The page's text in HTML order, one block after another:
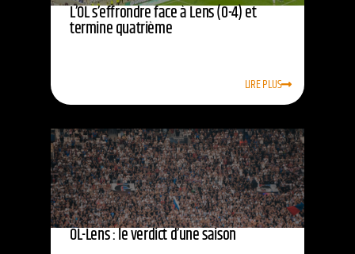
L’OL s’effrondre face à Lens (0-4) et
termine quatrième
LIRE PLUS
OL-Lens : le verdict d’une saison